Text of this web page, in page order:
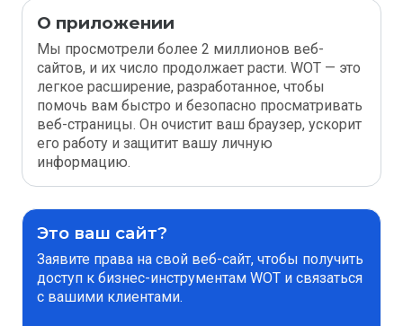
О приложении
Мы просмотрели более 2 миллионов веб-
сайтов, и их число продолжает расти. WOT — это
легкое расширение, разработанное, чтобы
помочь вам быстро и безопасно просматривать
веб-страницы. Он очистит ваш браузер, ускорит
его работу и защитит вашу личную
информацию.
Это ваш сайт?
Заявите права на свой веб-сайт, чтобы получить
доступ к бизнес-инструментам WOT и связаться
с вашими клиентами.